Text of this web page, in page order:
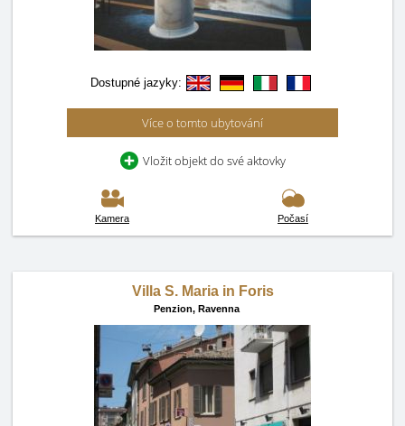
Dostupné jazyky:
Více o tomto ubytování
Vložit objekt do své aktovky
Kamera Počasí
Villa S. Maria in Foris
Penzion, Ravenna